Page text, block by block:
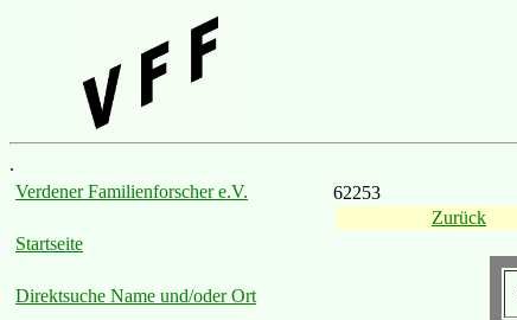
.
Verdener Familienforscher e.V.
Startseite
Direktsuche Name und/oder Ort
62253
Zurück